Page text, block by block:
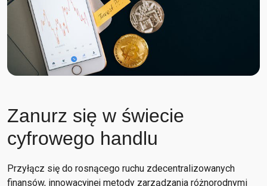
Zanurz się w świecie
cyfrowego handlu
Przyłącz się do rosnącego ruchu zdecentralizowanych
finansów, innowacyjnej metody zarządzania różnorodnymi